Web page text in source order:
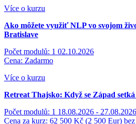
Více o kurzu
Ako môžete využiť NLP vo svojom
Bratislave
Počet modulů: 1 02.10.2026
Cena: Zadarmo
Více o kurzu
Retreat Thajsko: Když se Západ
Počet modulů: 1 18.08.2026 - 27.08.2026
Cena za kurz: 62 500 Kč (2 500 Eur)